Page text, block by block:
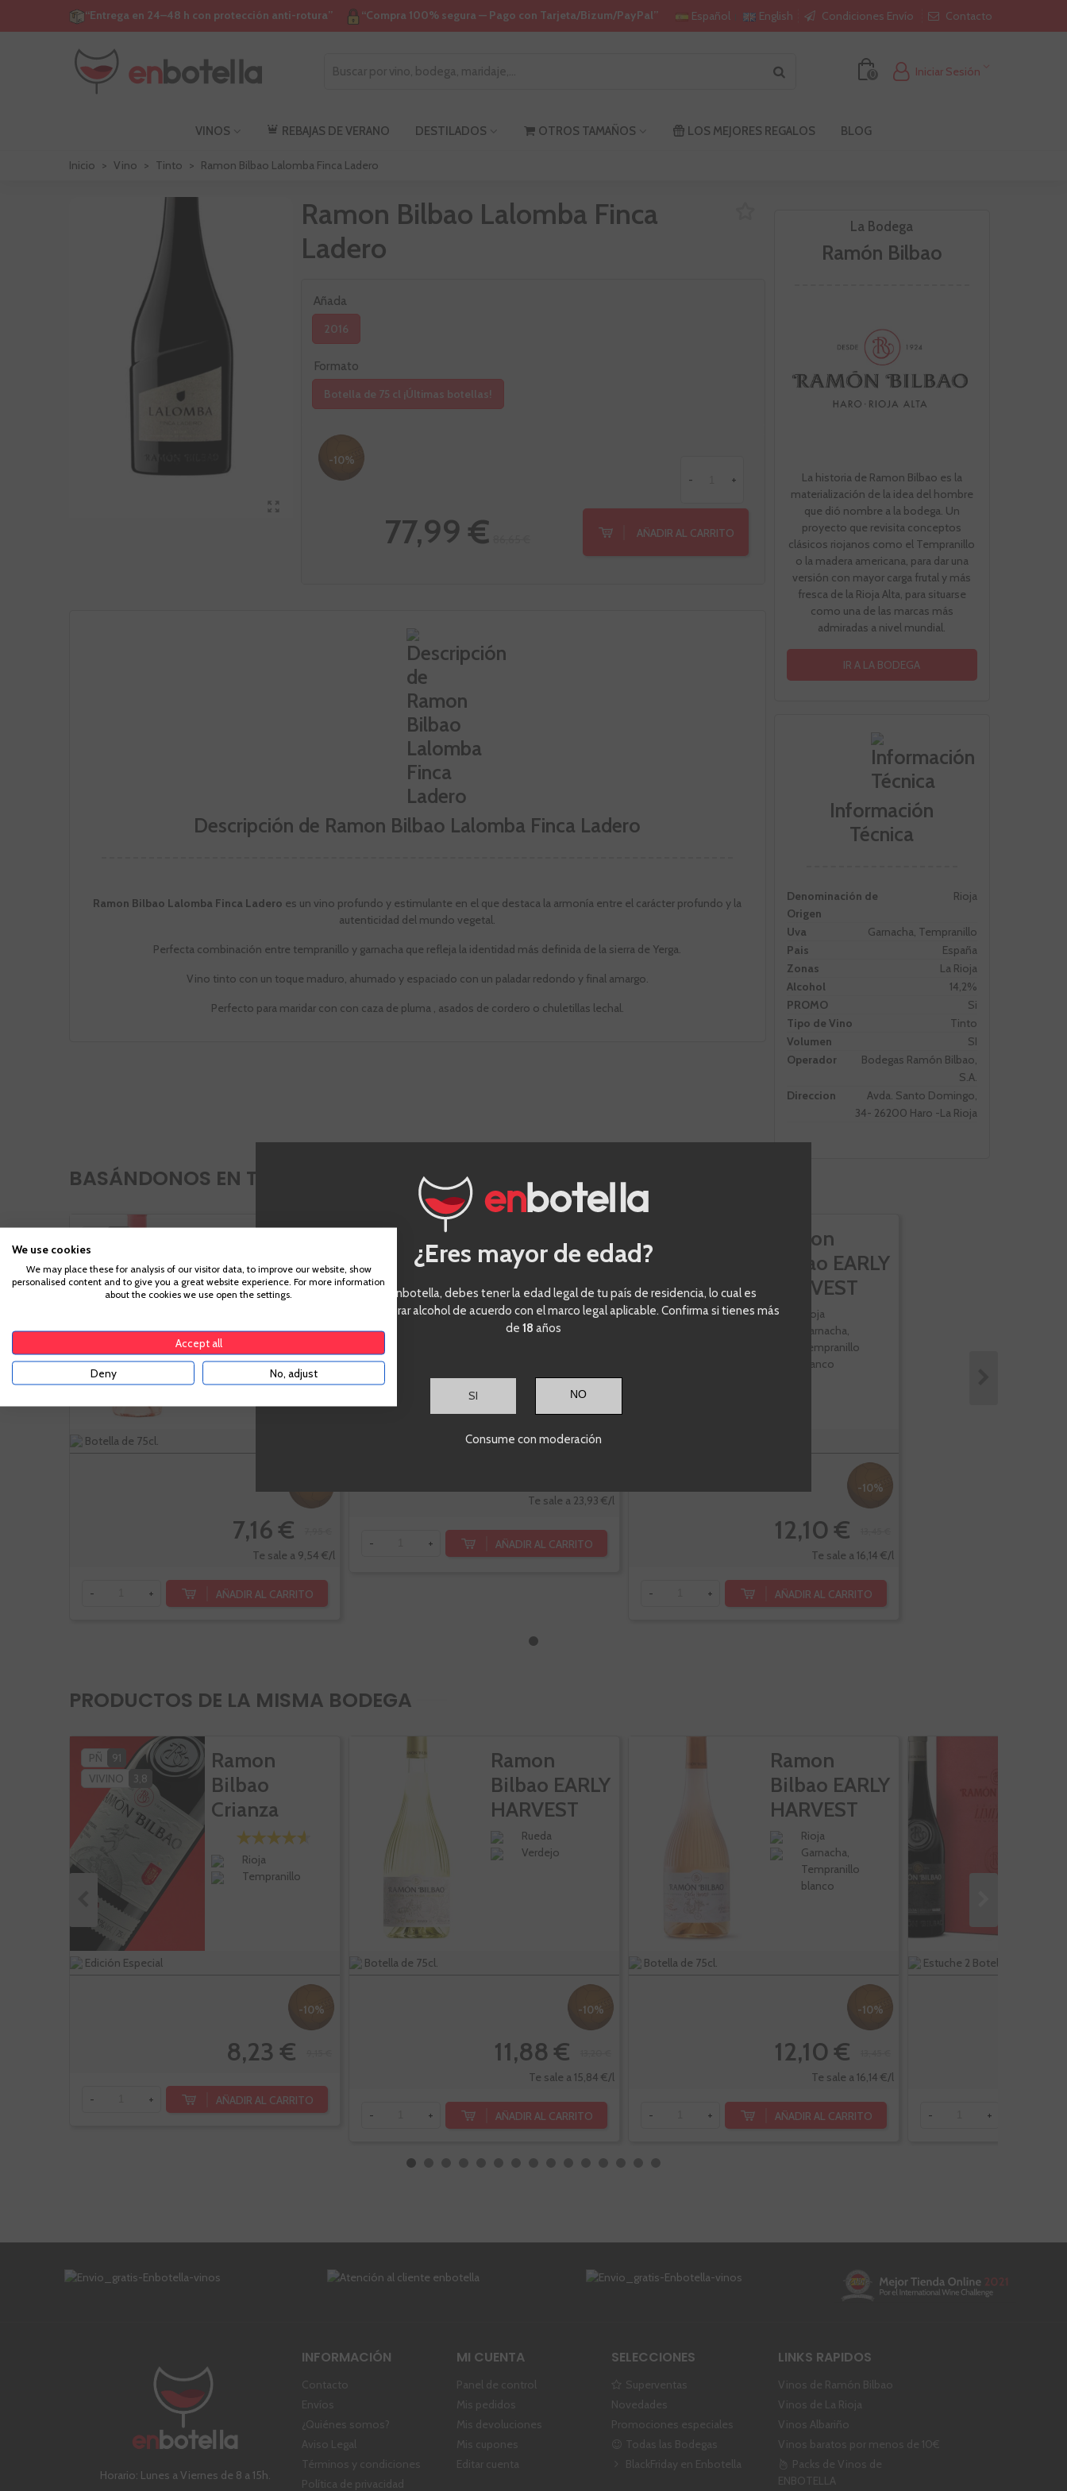
“Entrega en 24–48 h con protección anti-rotura” “Compra 100% segura — Pago con Tarjeta/Bizum/PayPal” Español English Condiciones Envío Contacto
0 Iniciar Sesión
VINOS REBAJAS DE VERANO DESTILADOS OTROS TAMAÑOS LOS MEJORES REGALOS BLOG
Inicio > Vino > Tinto > Ramon Bilbao Lalomba Finca Ladero
La Bodega
Ramón Bilbao
La historia de Ramon Bilbao es la
materialización de la idea del hombre
que dió nombre a la bodega. Un
proyecto que revisita conceptos
clásicos riojanos como el Tempranillo
o la madera americana, para dar una
versión con mayor carga frutal y más
fresca de la Rioja Alta, para situarse
como una de las marcas más
admiradas a nivel mundial.
IR A LA BODEGA
Información
Técnica
Denominación de
Origen
Rioja
Uva
Garnacha, Tempranillo
Pais
España
Zonas
La Rioja
Alcohol
14,2%
PROMO
Si
Tipo de Vino
Tinto
Volumen
SI
Operador
Bodegas Ramón Bilbao,
S.A.
Direccion
Avda. Santo Domingo,
34- 26200 Haro -La Rioja
Ramon Bilbao Lalomba Finca
Ladero
Añada
2016
Formato
Botella de 75 cl ¡Últimas botellas!
-10%
77,99 €
- +
AÑADIR AL CARRITO
Descripción de Ramon Bilbao Lalomba Finca Ladero
Ramon Bilbao Lalomba Finca Ladero es un vino profundo y estimulante en el que destaca la armonía entre el carácter profundo y la
autenticidad del mundo vegetal.
Perfecta combinación entre tempranillo y garnacha que refleja la identidad más definida de la sierra de Yerga.
Vino tinto con un toque maduro, ahumado y espaciado con un paladar redondo y final amargo.
Perfecto para maridar con con caza de pluma , asados de cordero o chuletillas lechal.
BASÁNDONOS EN TU CESTA, OTROS CLIENTES COMPRARON:
VIVINO
Bilbao
Rosado
Garnacha
Botella de 75cl.
7,16 €
Te sale a 9,54 €/l
- + AÑADIR AL CARRITO
Vermouth
Lacuesta
Reserva
Te sale a 23,93 €/l
- + AÑADIR AL CARRITO
Ramon
Bilbao EARLY
HARVEST
Rosado...
Rioja
Garnacha,
Tempranillo
blanco
-10%
12,10 €
Te sale a 16,14 €/l
- + AÑADIR AL CARRITO
PRODUCTOS DE LA MISMA BODEGA
PÑ
91
VIVINO
3,8
Ramon
Bilbao
Crianza
Rioja
Tempranillo
Edición Especial
-10%
8,23 €
- + AÑADIR AL CARRITO
Ramon
Bilbao EARLY
HARVEST
Blanco...
Rueda
Verdejo
Botella de 75cl.
-10%
11,88 €
Te sale a 15,84 €/l
- + AÑADIR AL CARRITO
Ramon
Bilbao EARLY
HARVEST
Rosado...
Rioja
Garnacha,
Tempranillo
blanco
Botella de 75cl.
-10%
12,10 €
Te sale a 16,14 €/l
- + AÑADIR AL CARRITO
Estuche 2 Botellas
- +
Horario: Lunes a Viernes de 8 a 15h.
INFORMACIÓN
Contacto
Envíos
¿Quiénes somos?
Aviso Legal
Términos y condiciones
Política de privacidad
MI CUENTA
Panel de control
Mis pedidos
Mis devoluciones
Mis cupones
Editar cuenta
SELECCIONES
Superventas
Novedades
Promociones especiales
Todas las Bodegas
BlackFriday en Enbotella
LINKS RAPIDOS
Vinos de Ramón Bilbao
Vinos de La Rioja
Vinos Albariño
Vinos baratos por menos de 10€
Packs de Vinos de
ENBOTELLA
¿Eres mayor de edad?
Para acceder a enbotella, debes tener la edad legal de tu país de residencia, lo cual es
suficiente para comprar alcohol de acuerdo con el marco legal aplicable. Confirma si tienes más
de18 años
SI
Consume con moderación
We use cookies
We may place these for analysis of our visitor data, to improve our website, show
personalised content and to give you a great website experience. For more information
about the cookies we use open the settings.
Accept all
Deny No, adjust